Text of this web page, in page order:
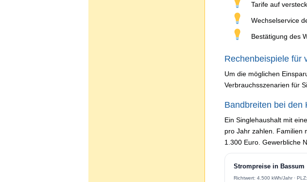
Tarife auf
Wechselservice
Bestätigung des
Rechenbeispiele für
Um die möglichen
Verbrauchsszenarien für
Bandbreiten bei den
Ein Singlehaushalt mit
pro Jahr zahlen. Familien
1.300 Euro. Gewerbliche
Strompreise in Bassum
Richtwert: 4.500 kWh/Jahr ·